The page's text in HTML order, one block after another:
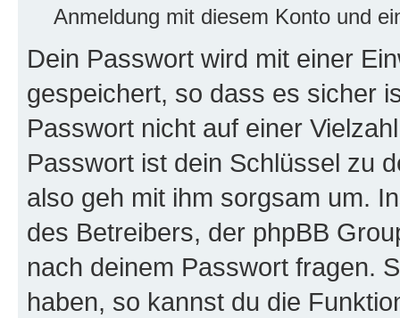
Anmeldung mit diesem Konto und
Dein Passwort wird mit einer
gespeichert, so dass es sicher
Passwort nicht auf einer
Passwort ist dein Schlüssel zu
also geh mit ihm sorgsam um.
des Betreibers, der phpBB
nach deinem Passwort fragen.
haben, so kannst du die